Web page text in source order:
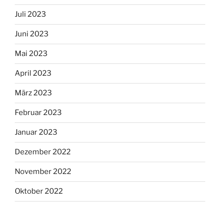
Juli 2023
Juni 2023
Mai 2023
April 2023
März 2023
Februar 2023
Januar 2023
Dezember 2022
November 2022
Oktober 2022